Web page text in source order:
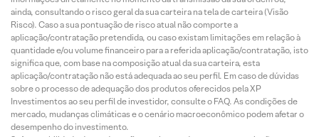
ainda, consultando o risco geral da sua carteira na tela de carteira (Visão
Risco). Caso a sua pontuação de risco atual não comporte a
aplicação/contratação pretendida, ou caso existam limitações em relação à
quantidade e/ou volume financeiro para a referida aplicação/contratação, isto
significa que, com base na composição atual da sua carteira, esta
aplicação/contratação não está adequada ao seu perfil. Em caso de dúvidas
sobre o processo de adequação dos produtos oferecidos pela XP
Investimentos ao seu perfil de investidor, consulte o FAQ. As condições de
mercado, mudanças climáticas e o cenário macroeconômico podem afetar o
desempenho do investimento.